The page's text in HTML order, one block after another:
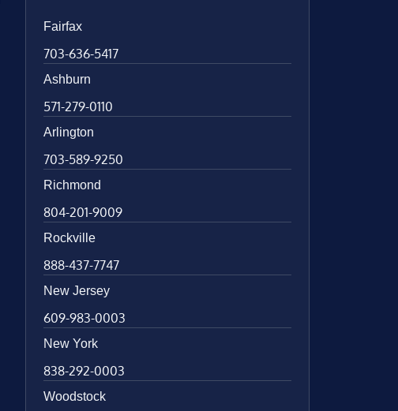
Fairfax
703-636-5417
Ashburn
571-279-0110
Arlington
703-589-9250
Richmond
804-201-9009
Rockville
888-437-7747
New Jersey
609-983-0003
New York
838-292-0003
Woodstock